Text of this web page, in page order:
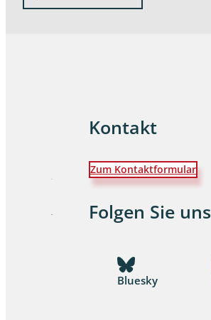
Kontakt
Zum Kontaktformular
Folgen Sie uns
Bluesky